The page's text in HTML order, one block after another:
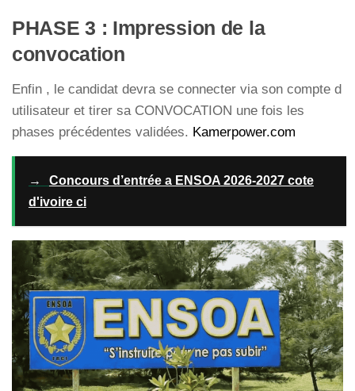
PHASE 3 : Impression de la
convocation
Enfin , le candidat devra se connecter via son compte d
utilisateur et tirer sa CONVOCATION une fois les
phases précédentes validées. Kamerpower.com
→
Concours d’entrée a ENSOA 2026-2027 cote
d'ivoire ci